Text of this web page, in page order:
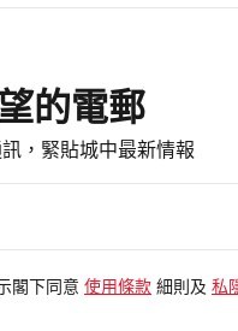
的電郵
，緊貼城中最新情報
閣下同意 使用條款 細則及 私